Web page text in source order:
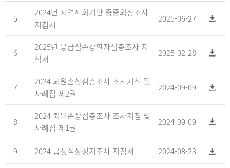
5
2024년 지역사회기반 중증외상조사
지침서
2025-06-27
6
2025년 응급실손상환자심층조사 지
침서
2025-02-28
7
2024 퇴원손상심층조사 조사지침 및
사례집 제2권
2024-09-09
8
2024 퇴원손상심층조사 조사지침 및
사례집 제1권
2024-09-09
9 2024 급성심장정지조사 지침서 2024-08-23